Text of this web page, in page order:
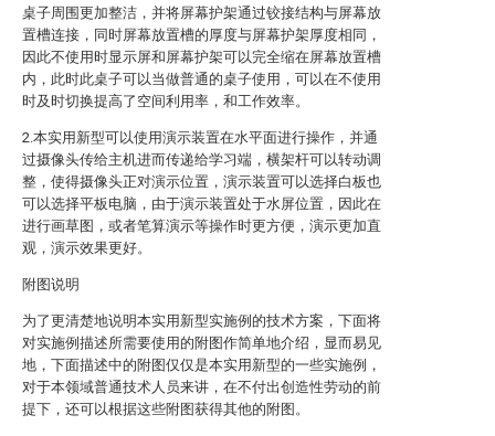
桌子周围更加整洁，并将屏幕护架通过铰接结构与屏幕放
置槽连接，同时屏幕放置槽的厚度与屏幕护架厚度相同，
因此不使用时显示屏和屏幕护架可以完全缩在屏幕放置槽
内，此时此桌子可以当做普通的桌子使用，可以在不使用
时及时切换提高了空间利用率，和工作效率。
2.本实用新型可以使用演示装置在水平面进行操作，并通
过摄像头传给主机进而传递给学习端，横架杆可以转动调
整，使得摄像头正对演示位置，演示装置可以选择白板也
可以选择平板电脑，由于演示装置处于水屏位置，因此在
进行画草图，或者笔算演示等操作时更方便，演示更加直
观，演示效果更好。
附图说明
为了更清楚地说明本实用新型实施例的技术方案，下面将
对实施例描述所需要使用的附图作简单地介绍，显而易见
地，下面描述中的附图仅仅是本实用新型的一些实施例，
对于本领域普通技术人员来讲，在不付出创造性劳动的前
提下，还可以根据这些附图获得其他的附图。